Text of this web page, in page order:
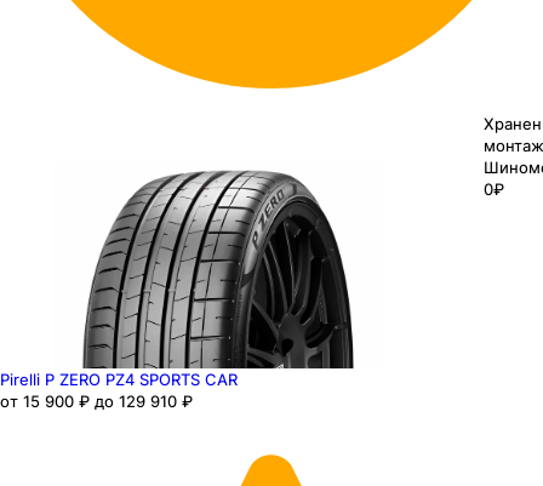
0₽
Pirelli P ZERO PZ4 SPORTS CAR
от 15 900 ₽ до 129 910 ₽